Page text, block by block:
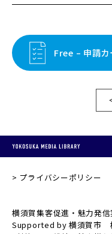
Free – 申請
プライバシーポリシー
横須賀集客促進・魅力発
Supported by 横須賀市